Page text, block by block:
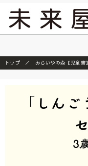
トップ みらいやの森【児童書】